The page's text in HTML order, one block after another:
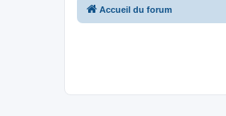
Accueil du forum